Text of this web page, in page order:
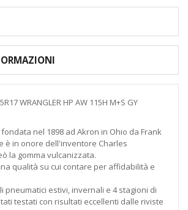
WRANGLER HP AW 115H M+S GY
nel 1898 ad Akron in Ohio da Frank
è in onore dell'inventore Charles
la gomma vulcanizzata.
qualità su cui contare per affidabilità e
pneumatici estivi, invernali e 4 stagioni di
testati con risultati eccellenti dalle riviste